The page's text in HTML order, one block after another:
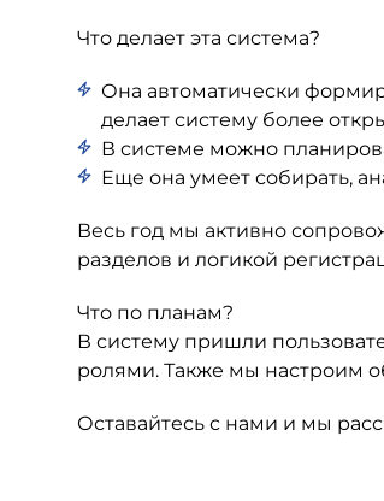
Что делает эта система?
Она автоматически
делает систему более
В системе можно
Еще она умеет собирать,
Весь год мы активно
разделов и логикой
Что по планам?
В систему пришли
ролями. Также мы настроим
Оставайтесь с нами и мы